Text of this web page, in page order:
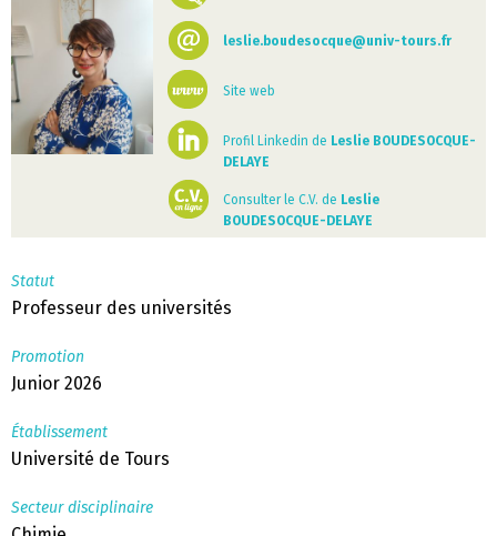
leslie.boudesocque@univ-tours.fr
Site web
Profil Linkedin de Leslie BOUDESOCQUE-
DELAYE
Consulter le C.V. de Leslie
BOUDESOCQUE-DELAYE
Statut
Professeur des universités
Promotion
Junior 2026
Établissement
Université de Tours
Secteur disciplinaire